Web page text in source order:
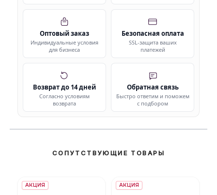
Оптовый заказ
Индивидуальные условия
для бизнеса
Безопасная оплата
SSL-защита ваших
платежей
Возврат до 14 дней
Согласно условиям
возврата
Обратная связь
Быстро ответим и поможем
с подбором
СОПУТСТВУЮЩИЕ ТОВАРЫ
АКЦИЯ АКЦИЯ